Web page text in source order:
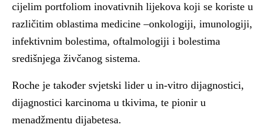
cijelim portfoliom inovativnih lijekova koji se koriste u
različitim oblastima medicine –onkologiji, imunologiji,
infektivnim bolestima, oftalmologiji i bolestima
središnjega živčanog sistema.
Roche je također svjetski lider u in-vitro dijagnostici,
dijagnostici karcinoma u tkivima, te pionir u
menadžmentu dijabetesa.